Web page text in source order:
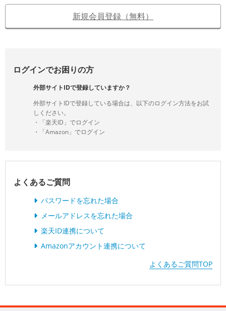
新規会員登録（無料）
ログインでお困りの方
外部サイトIDで登録していますか？
外部サイトIDで登録している場合は、以下のログイン方法をお試
しください。
・「楽天ID」でログイン
・「Amazon」でログイン
よくあるご質問
パスワードを忘れた場合
メールアドレスを忘れた場合
楽天ID連携について
Amazonアカウント連携について
よくあるご質問TOP